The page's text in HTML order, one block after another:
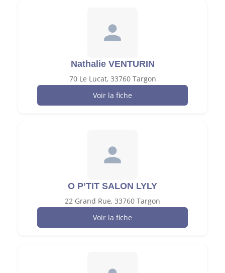
Nathalie VENTURIN
70 Le Lucat, 33760 Targon
Voir la fiche
O P’TIT SALON LYLY
22 Grand Rue, 33760 Targon
Voir la fiche